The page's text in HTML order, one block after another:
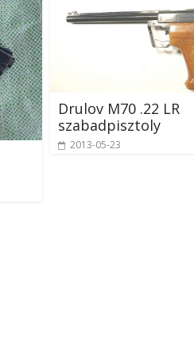
Drulov M70 .22 LR
szabadpisztoly
2013-05-23